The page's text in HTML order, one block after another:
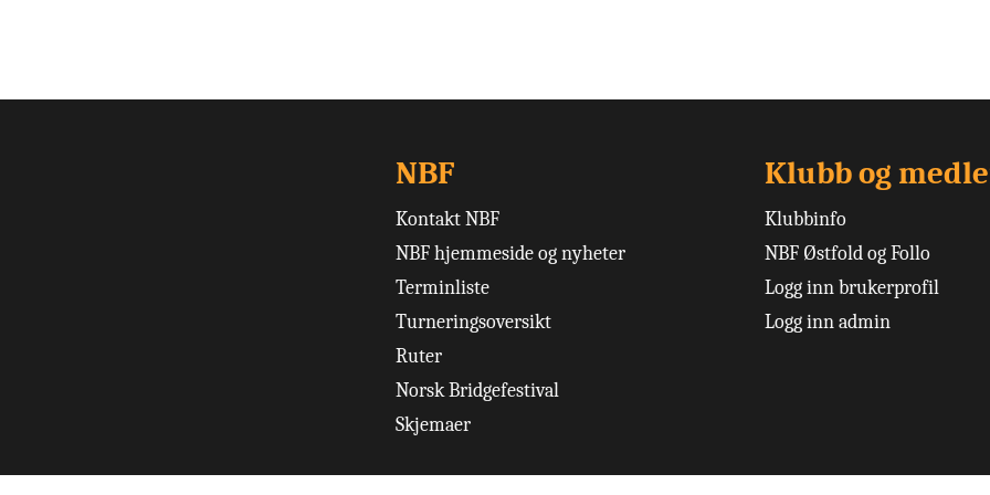
NBF
Kontakt NBF
NBF hjemmeside og nyheter
Terminliste
Turneringsoversikt
Ruter
Norsk Bridgefestival
Skjemaer
Klubb og
Klubbinfo
NBF Østfold og Follo
Logg inn brukerprofil
Logg inn admin